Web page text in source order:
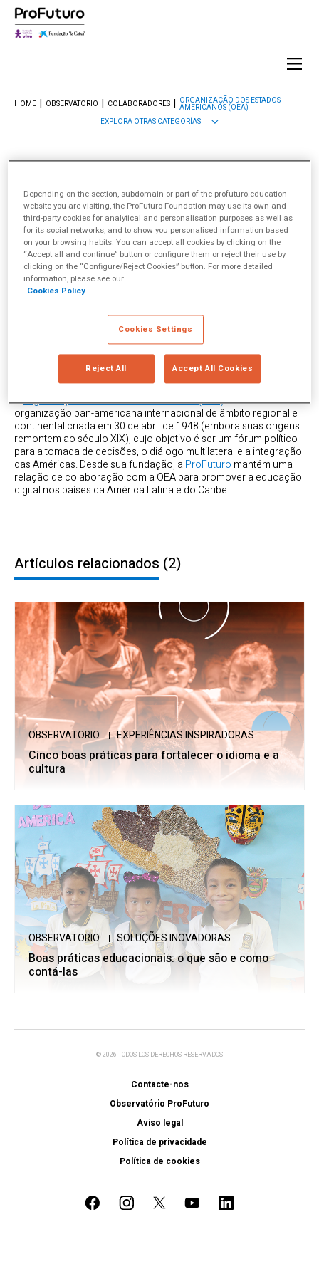
HOME OBSERVATORIO COLABORADORES ORGANIZAÇÃO DOS ESTADOS
AMERICANOS (OEA)
EXPLORA OTRAS CATEGORÍAS
Organização dos Estados
Americanos (OEA)
Desde sua fundação, a ProFuturo mantém uma relação
de colaboração com a OEA para promover a educação
digital nos países da América Latina e do Caribe.
Sobre Organização dos Estados Americanos
< Ver todos los Colaboradores
Um grande aliado para promover a educação digital na América
Latina e no Caribe
AOrganização dos Estados Americanos (OEA)é uma
organização pan-americana internacional de âmbito regional e
continental criada em 30 de abril de 1948 (embora suas origens
remontem ao século XIX), cujo objetivo é ser um fórum político
para a tomada de decisões, o diálogo multilateral e a integração
das Américas. Desde sua fundação, a ProFuturo mantém uma
relação de colaboração com a OEA para promover a educação
digital nos países da América Latina e do Caribe.
Artículos relacionados (2)
OBSERVATORIO EXPERIÊNCIAS INSPIRADORAS
Cinco boas práticas para fortalecer o idioma e a
cultura
OBSERVATORIO SOLUÇÕES INOVADORAS
Boas práticas educacionais: o que são e como
contá-las
© 2026 TODOS LOS DERECHOS RESERVADOS
Contacte-nos
Observatório ProFuturo
Aviso legal
Política de privacidade
Política de cookies
Depending on the section, subdomain or part of the profuturo.education
website you are visiting, the ProFuturo Foundation may use its own and
third-party cookies for analytical and personalisation purposes as well as
for its social networks, and to show you personalised information based
on your browsing habits. You can accept all cookies by clicking on the
“Accept all and continue” button or configure them or reject their use by
clicking on the “Configure/Reject Cookies” button. For more detailed
information, please see our
Cookies Policy
Cookies Settings
Reject All Accept All Cookies